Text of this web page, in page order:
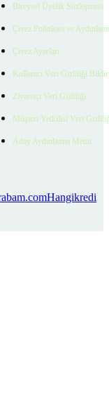
Bireysel Üyelik Sözleşmesi
Çerez Politikası ve
Çerez Ayarları
Kullanıcı Veri Gizliliği
Ziyaretçi Veri Gizliliği
Müşteri Yetkilisi Veri
Aday Aydınlatma Metni
Hangikredi